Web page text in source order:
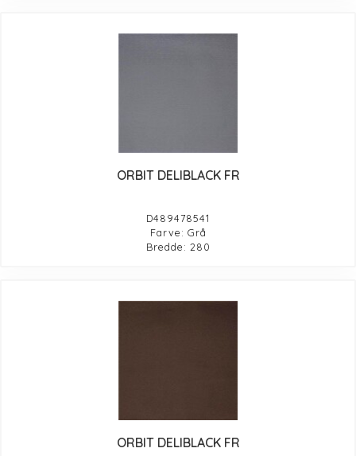
ORBIT DELIBLACK FR
D489478541
Farve: Grå
Bredde: 280
ORBIT DELIBLACK FR